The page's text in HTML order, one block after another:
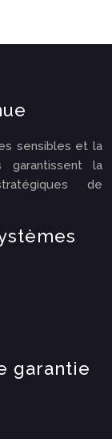
sensibles et la
garantissent la
de
garantie